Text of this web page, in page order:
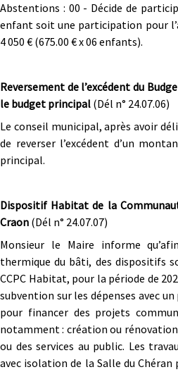
Abstentions : 00 - Décide de
enfant soit une participation pour
4 050 € (675.00 € x 06 enfants).
Reversement de l’excédent du
le budget principal (Dél n° 24.07.06)
Le conseil municipal, après avoir
de reverser l’excédent d’un
principal.
Dispositif Habitat de la
Craon (Dél n° 24.07.07)
Monsieur le Maire informe
thermique du bâti, des dispositifs
CCPC Habitat, pour la période de
subvention sur les dépenses avec
pour financer des projets
notamment : création ou
ou des services au public. Les
avec isolation de la Salle du